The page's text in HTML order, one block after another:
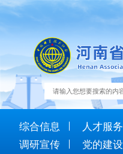
综合信息 人才服务
调研宣传
党的建设